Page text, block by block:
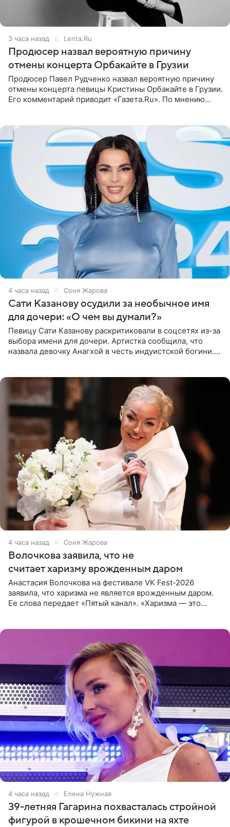
3 часа назад Lenta.Ru
Продюсер назвал вероятную причину
отмены концерта Орбакайте в Грузии
Продюсер Павел Рудченко назвал вероятную причину
отмены концерта певицы Кристины Орбакайте в Грузии.
Его комментарий приводит «Газета.Ru». По мнению
4 часа назад Соня Жарова
Сати Казанову осудили за необычное имя
для дочери: «О чем вы думали?»
Певицу Сати Казанову раскритиковали в соцсетях из-за
выбора имени для дочери. Артистка сообщила, что
назвала девочку Анагхой в честь индуистской богини.
4 часа назад Соня Жарова
Волочкова заявила, что не
считает харизму врожденным даром
Анастасия Волочкова на фестивале VK Fest-2026
заявила, что харизма не является врожденным даром.
Ее слова передает «Пятый канал». «Харизма — это
4 часа назад Елена Нужная
39-летняя Гагарина похвасталась стройной
фигурой в крошечном бикини на яхте